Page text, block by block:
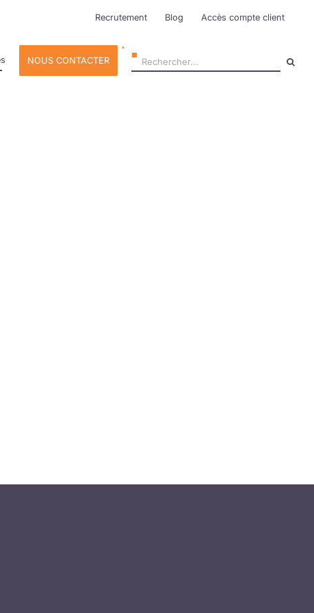
Recrutement Blog Accès compte client
NOUS CONTACTER Rechercher: